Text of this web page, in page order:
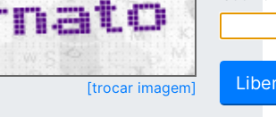
[trocar imagem]